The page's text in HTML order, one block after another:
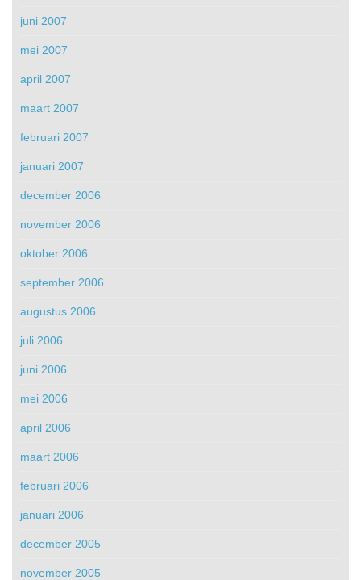
juni 2007
mei 2007
april 2007
maart 2007
februari 2007
januari 2007
december 2006
november 2006
oktober 2006
september 2006
augustus 2006
juli 2006
juni 2006
mei 2006
april 2006
maart 2006
februari 2006
januari 2006
december 2005
november 2005